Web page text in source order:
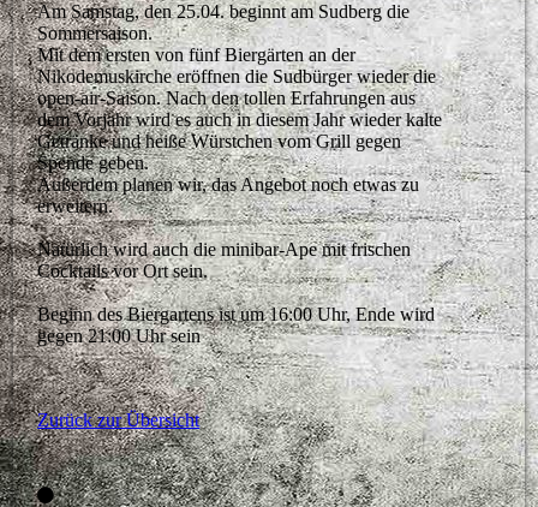
Am Samstag, den 25.04. beginnt am Sudberg die
Sommersaison.
Mit dem ersten von fünf Biergärten an der
Nikodemuskirche eröffnen die Sudbürger wieder die
open-air-Saison. Nach den tollen Erfahrungen aus
dem Vorjahr wird es auch in diesem Jahr wieder kalte
Getränke und heiße Würstchen vom Grill gegen
Spende geben.
Außerdem planen wir, das Angebot noch etwas zu
erweitern.
Natürlich wird auch die minibar-Ape mit frischen
Cocktails vor Ort sein.
Beginn des Biergartens ist um 16:00 Uhr, Ende wird
gegen 21:00 Uhr sein
Zurück zur Übersicht